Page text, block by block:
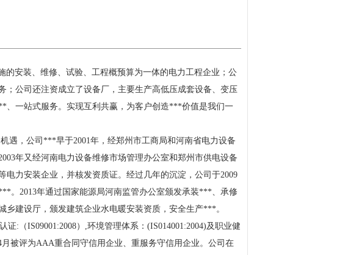
的安装、维修、试验、 工程概预算为一体的电力工程企业；公
；公司还注资成立了设备厂，主要生产高低压成套设备、变压
一站式服务。实现互利共赢，为客户创造***价值是我们一
遇，公司***早于2001年 ， 经郑州市工商局和河南省电力设备
年又经河南电力设备维修市场管理办公室和郑州市供电设备
力安装企业，并核发资质证。 经过几年的沉淀，公司于2009
。2013年通过国家能源局河南监管办公室颁发承装***、承修
建设厅，颁发建筑企业水电暖安装资质，安全生产***。
:（IS09001:2008）,环境管理体系：(IS014001:2004)及职业健
被评为AAA重合同守信用企业、重服务守信用企业。 公司在